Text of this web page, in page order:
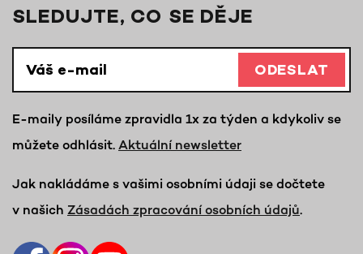
SLEDUJTE, CO SE DĚJE
ODESLAT
E-maily posíláme zpravidla 1x za týden a kdykoliv se
můžete odhlásit. Aktuální newsletter
Jak nakládáme s vašimi osobními údaji se dočtete
v našich Zásadách zpracování osobních údajů.